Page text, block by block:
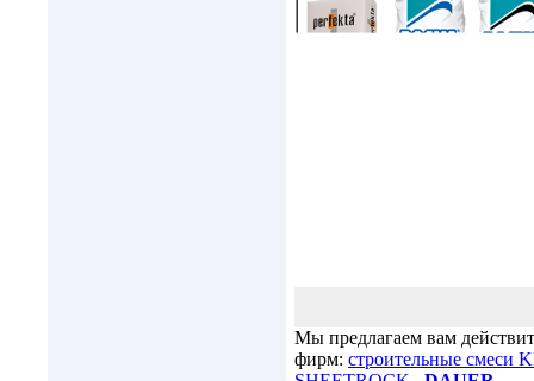
Мы предлагаем вам
фирм: строительные смеси